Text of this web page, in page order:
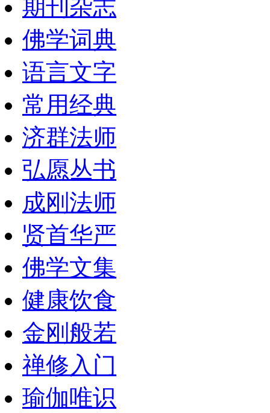
期刊杂志
佛学词典
语言文字
常用经典
济群法师
弘愿丛书
成刚法师
贤首华严
佛学文集
健康饮食
金刚般若
禅修入门
瑜伽唯识